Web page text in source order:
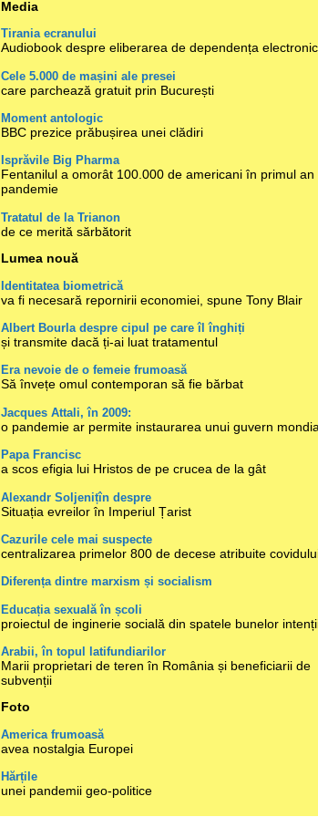
Media
Tirania ecranului
Audiobook despre eliberarea de dependența
Cele 5.000 de mașini ale presei
care parchează gratuit prin București
Moment antologic
BBC prezice prăbușirea unei clădiri
Isprăvile Big Pharma
Fentanilul a omorât 100.000 de americani în primul an
pandemie
Tratatul de la Trianon
de ce merită sărbătorit
Lumea nouă
Identitatea biometrică
va fi necesară repornirii economiei, spune Tony Blair
Albert Bourla despre cipul pe care îl înghiți
și transmite dacă ți-ai luat tratamentul
Era nevoie de o femeie frumoasă
Să învețe omul contemporan să fie bărbat
Jacques Attali, în 2009:
o pandemie ar permite instaurarea unui guvern
Papa Francisc
a scos efigia lui Hristos de pe crucea de la gât
Alexandr Soljenițîn despre
Situația evreilor în Imperiul Țarist
Cazurile cele mai suspecte
centralizarea primelor 800 de decese atribuite
Diferența dintre marxism și socialism
Educația sexuală în școli
proiectul de inginerie socială din spatele bunelor
Arabii, în topul latifundiarilor
Marii proprietari de teren în România și beneficiarii de
subvenții
Foto
America frumoasă
avea nostalgia Europei
Hărțile
unei pandemii geo-politice